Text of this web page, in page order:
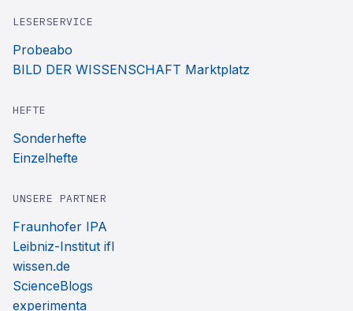
LESERSERVICE
Probeabo
BILD DER WISSENSCHAFT Marktplatz
HEFTE
Sonderhefte
Einzelhefte
UNSERE PARTNER
Fraunhofer IPA
Leibniz-Institut ifl
wissen.de
ScienceBlogs
experimenta